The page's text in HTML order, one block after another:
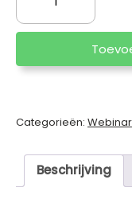
psychologie
borstvoeding
van
aantal
Categorieën:
Beschrijving